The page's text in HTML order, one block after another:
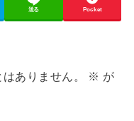
送る Pocket
ありません。 ※ が